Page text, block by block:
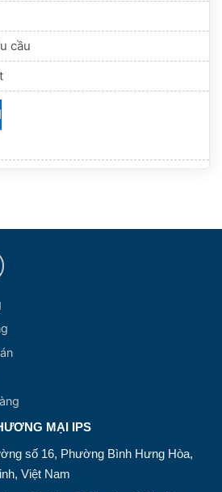
cầu
MẠI IPS
số 16, Phường Bình Hưng Hòa,
Việt Nam